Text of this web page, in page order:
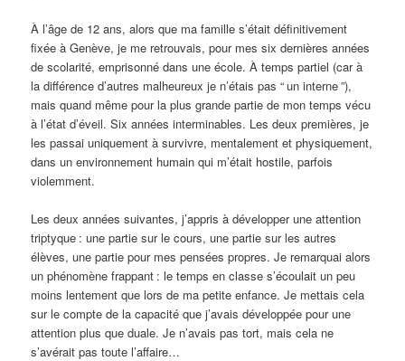
À l’âge de 12 ans, alors que ma famille s’était définitivement
fixée à Genève, je me retrouvais, pour mes six dernières années
de scolarité, emprisonné dans une école. À temps partiel (car à
la différence d’autres malheureux je n’étais pas “un interne”),
mais quand même pour la plus grande partie de mon temps vécu
à l’état d’éveil. Six années interminables. Les deux premières, je
les passai uniquement à survivre, mentalement et physiquement,
dans un environnement humain qui m’était hostile, parfois
violemment.
Les deux années suivantes, j’appris à développer une attention
triptyque : une partie sur le cours, une partie sur les autres
élèves, une partie pour mes pensées propres. Je remarquai alors
un phénomène frappant : le temps en classe s’écoulait un peu
moins lentement que lors de ma petite enfance. Je mettais cela
sur le compte de la capacité que j’avais développée pour une
attention plus que duale. Je n’avais pas tort, mais cela ne
s’avérait pas toute l’affaire…